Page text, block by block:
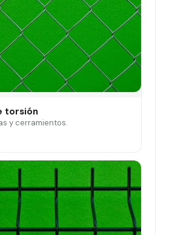
torsión
y cerramientos.